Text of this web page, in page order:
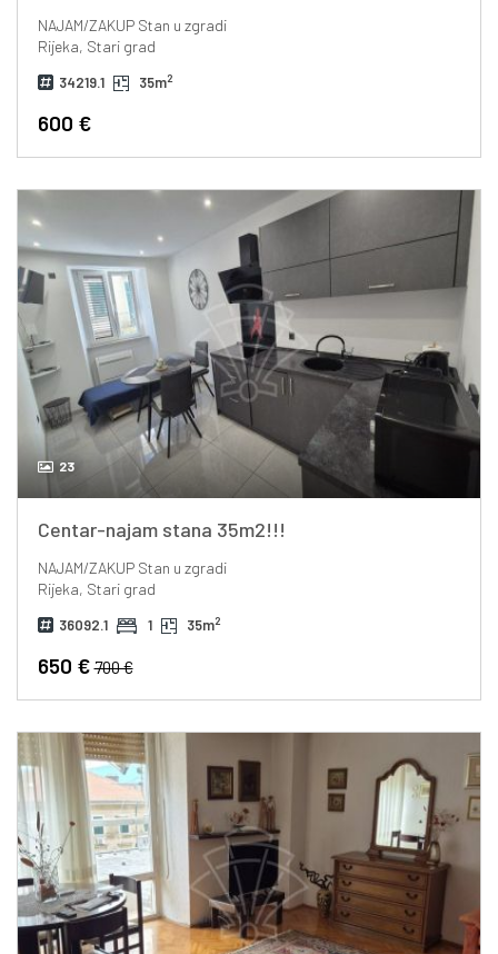
NAJAM/ZAKUPStan u zgradi
Rijeka, Stari grad
34219.1 35m2
600 €
23
Centar-najam stana 35m2!!!
NAJAM/ZAKUPStan u zgradi
Rijeka, Stari grad
36092.1 1 35m2
650 €700 €